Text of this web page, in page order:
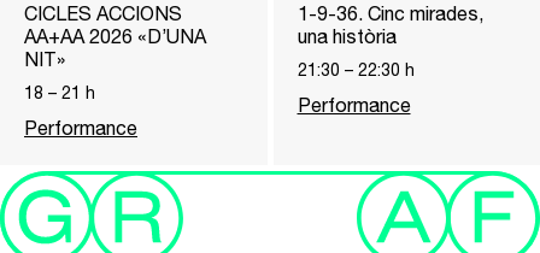
CICLES ACCIONS
AA+AA 2026 «D’UNA
NIT»
18 – 21 h
Performance
1-9-36. Cinc mirades,
una història
21:30 – 22:30 h
Performance